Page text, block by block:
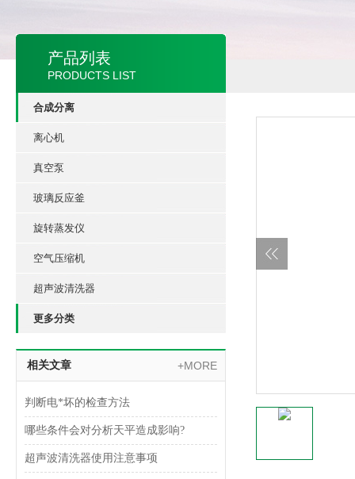
产品列表
PRODUCTS LIST
合成分离
离心机
真空泵
玻璃反应釜
旋转蒸发仪
空气压缩机
超声波清洗器
更多分类
相关文章 +MORE
判断电*坏的检查方法
哪些条件会对分析天平造成影响?
超声波清洗器使用注意事项